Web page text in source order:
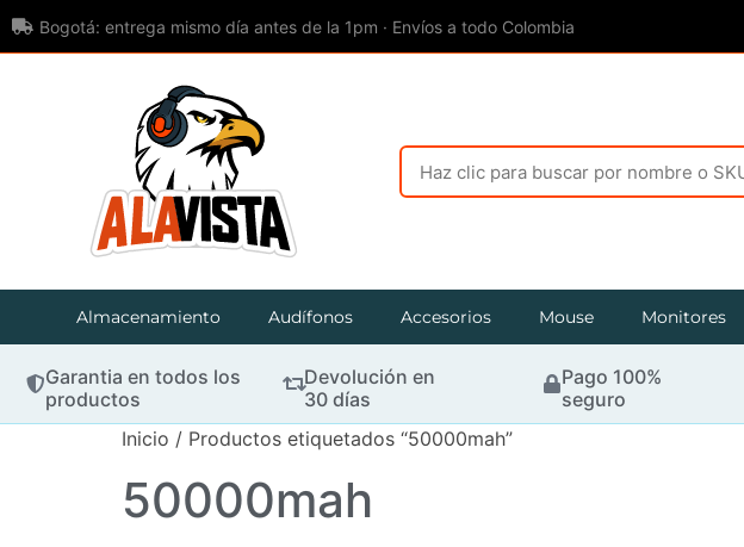
Bogotá: entrega mismo día antes de la 1pm · Envíos a todo Colombia
Almacenamiento Audífonos Accesorios Mouse Monitores
Garantia en todos los
productos
Devolución en
30 días
Pago 100%
seguro
Inicio / Productos etiquetados “50000mah”
50000mah